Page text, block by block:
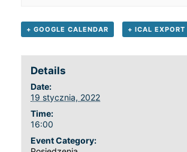
+ GOOGLE CALENDAR + ICAL EXPORT
Details
Date:
19 stycznia, 2022
Time:
16:00
Event Category: